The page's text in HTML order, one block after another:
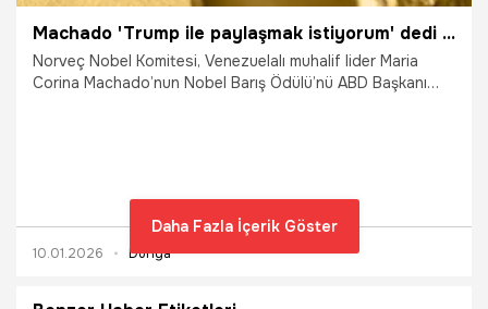
Machado 'Trump ile paylaşmak istiyorum' dedi Norveç Nobel Komitesi'nden yanıt geldi
Norveç Nobel Komitesi, Venezuelalı muhalif lider Maria
Corina Machado’nun Nobel Barış Ödülü’nü ABD Başkanı
10.01.2026 Dünya
Daha Fazla İçerik Göster